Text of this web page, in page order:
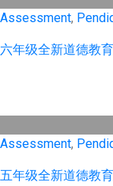
Assessment,
六年级全新道德教
Assessment,
五年级全新道德教